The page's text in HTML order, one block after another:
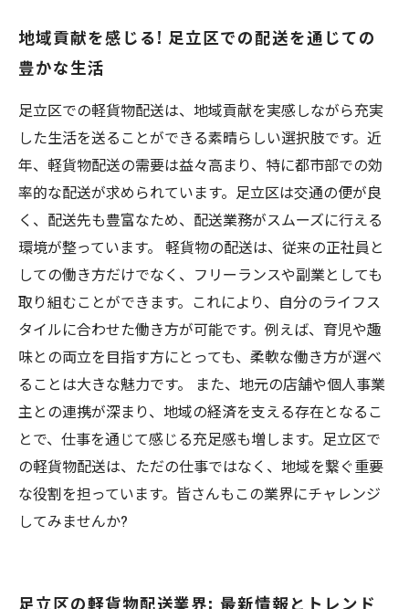
地域貢献を感じる! 足立区での配送を通じての
豊かな生活
足立区での軽貨物配送は、地域貢献を実感しながら充実
した生活を送ることができる素晴らしい選択肢です。近
年、軽貨物配送の需要は益々高まり、特に都市部での効
率的な配送が求められています。足立区は交通の便が良
く、配送先も豊富なため、配送業務がスムーズに行える
環境が整っています。 軽貨物の配送は、従来の正社員と
しての働き方だけでなく、フリーランスや副業としても
取り組むことができます。これにより、自分のライフス
タイルに合わせた働き方が可能です。例えば、育児や趣
味との両立を目指す方にとっても、柔軟な働き方が選べ
ることは大きな魅力です。 また、地元の店舗や個人事業
主との連携が深まり、地域の経済を支える存在となるこ
とで、仕事を通じて感じる充足感も増します。足立区で
の軽貨物配送は、ただの仕事ではなく、地域を繋ぐ重要
な役割を担っています。皆さんもこの業界にチャレンジ
してみませんか?
足立区の軽貨物配送業界: 最新情報とトレンド